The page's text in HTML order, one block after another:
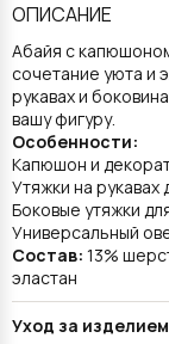
ОПИСАНИЕ
Абайя с
сочетание уюта и
рукавах и
вашу фигуру.
Особенности:
Капюшон и
Утяжки на рукавах
Боковые утяжки
Универсальный
Состав: 13%
эластан
Уход за